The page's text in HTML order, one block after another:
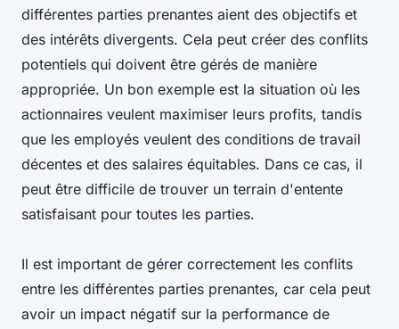
différentes parties prenantes aient des objectifs et
des intérêts divergents. Cela peut créer des conflits
potentiels qui doivent être gérés de manière
appropriée. Un bon exemple est la situation où les
actionnaires veulent maximiser leurs profits, tandis
que les employés veulent des conditions de travail
décentes et des salaires équitables. Dans ce cas, il
peut être difficile de trouver un terrain d'entente
satisfaisant pour toutes les parties.
Il est important de gérer correctement les conflits
entre les différentes parties prenantes, car cela peut
avoir un impact négatif sur la performance de